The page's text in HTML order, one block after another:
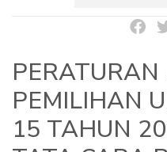
PERATURAN
PEMILIHAN
15 TAHUN